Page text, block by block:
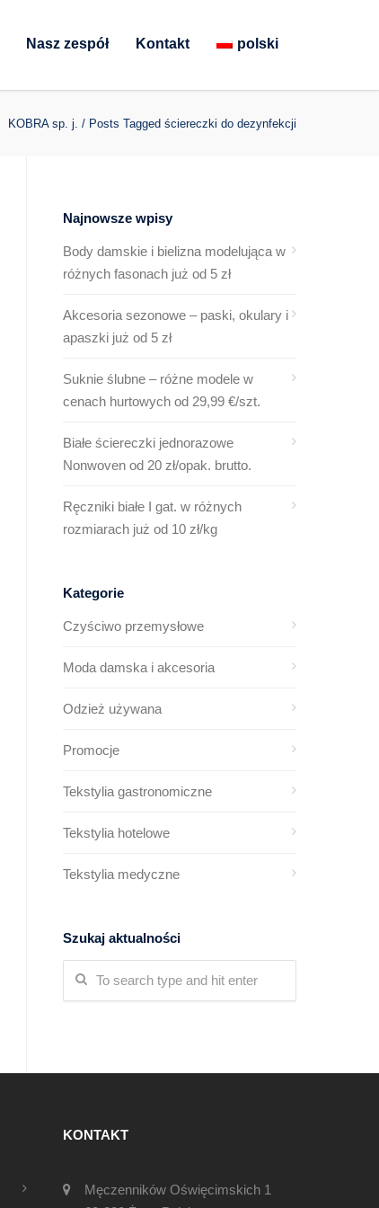
Nasz zespół Kontakt polski
KOBRA sp. j. / Posts Tagged ściereczki do dezynfekcji
Najnowsze wpisy
Body damskie i bielizna modelująca w
różnych fasonach już od 5 zł
Akcesoria sezonowe – paski, okulary i
apaszki już od 5 zł
Suknie ślubne – różne modele w
cenach hurtowych od 29,99 €/szt.
Białe ściereczki jednorazowe
Nonwoven od 20 zł/opak. brutto.
Ręczniki białe I gat. w różnych
rozmiarach już od 10 zł/kg
Kategorie
Czyściwo przemysłowe
Moda damska i akcesoria
Odzież używana
Promocje
Tekstylia gastronomiczne
Tekstylia hotelowe
Tekstylia medyczne
Szukaj aktualności
KONTAKT
Męczenników Oświęcimskich 1